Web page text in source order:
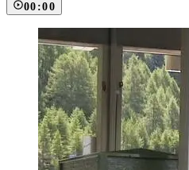
00:00